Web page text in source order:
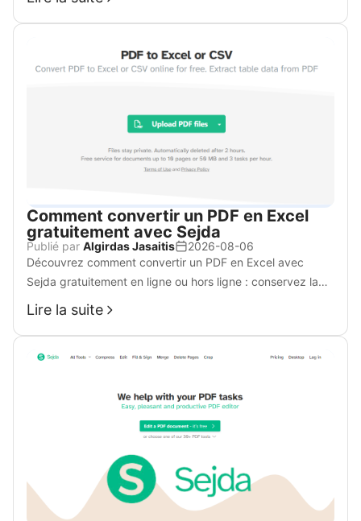
limites du forfait gratuit et essayez WPS Office Online
comme alternative plus libre.
Comment convertir un PDF en Excel
gratuitement avec Sejda
Publié par Algirdas Jasaitis
2026-08-06
Découvrez comment convertir un PDF en Excel avec
Sejda gratuitement en ligne ou hors ligne : conservez la
mise en page, exportez en Excel/CSV et essayez WPS
gratuitement en cas de restrictions.
Lire la suite